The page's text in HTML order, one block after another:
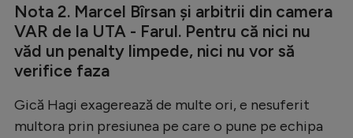
Nota 2. Marcel Bîrsan și arbitrii din camera
VAR de la UTA - Farul. Pentru că nici nu
văd un penalty limpede, nici nu vor să
verifice faza
Gică Hagi exagerează de multe ori, e nesuferit
multora prin presiunea pe care o pune pe echipa